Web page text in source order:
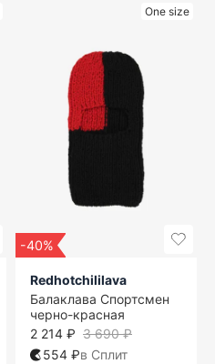
One size
-40%
Redhotchililava
Балаклава Спортсмен
черно-красная
3 690 ₽
2 214 ₽
554 ₽в Сплит